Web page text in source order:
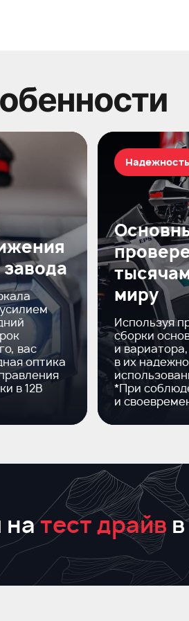
вас
оптика
в 12В
миру
Используя
сборки
и
в их
*При
и
Надежность
натест драйв